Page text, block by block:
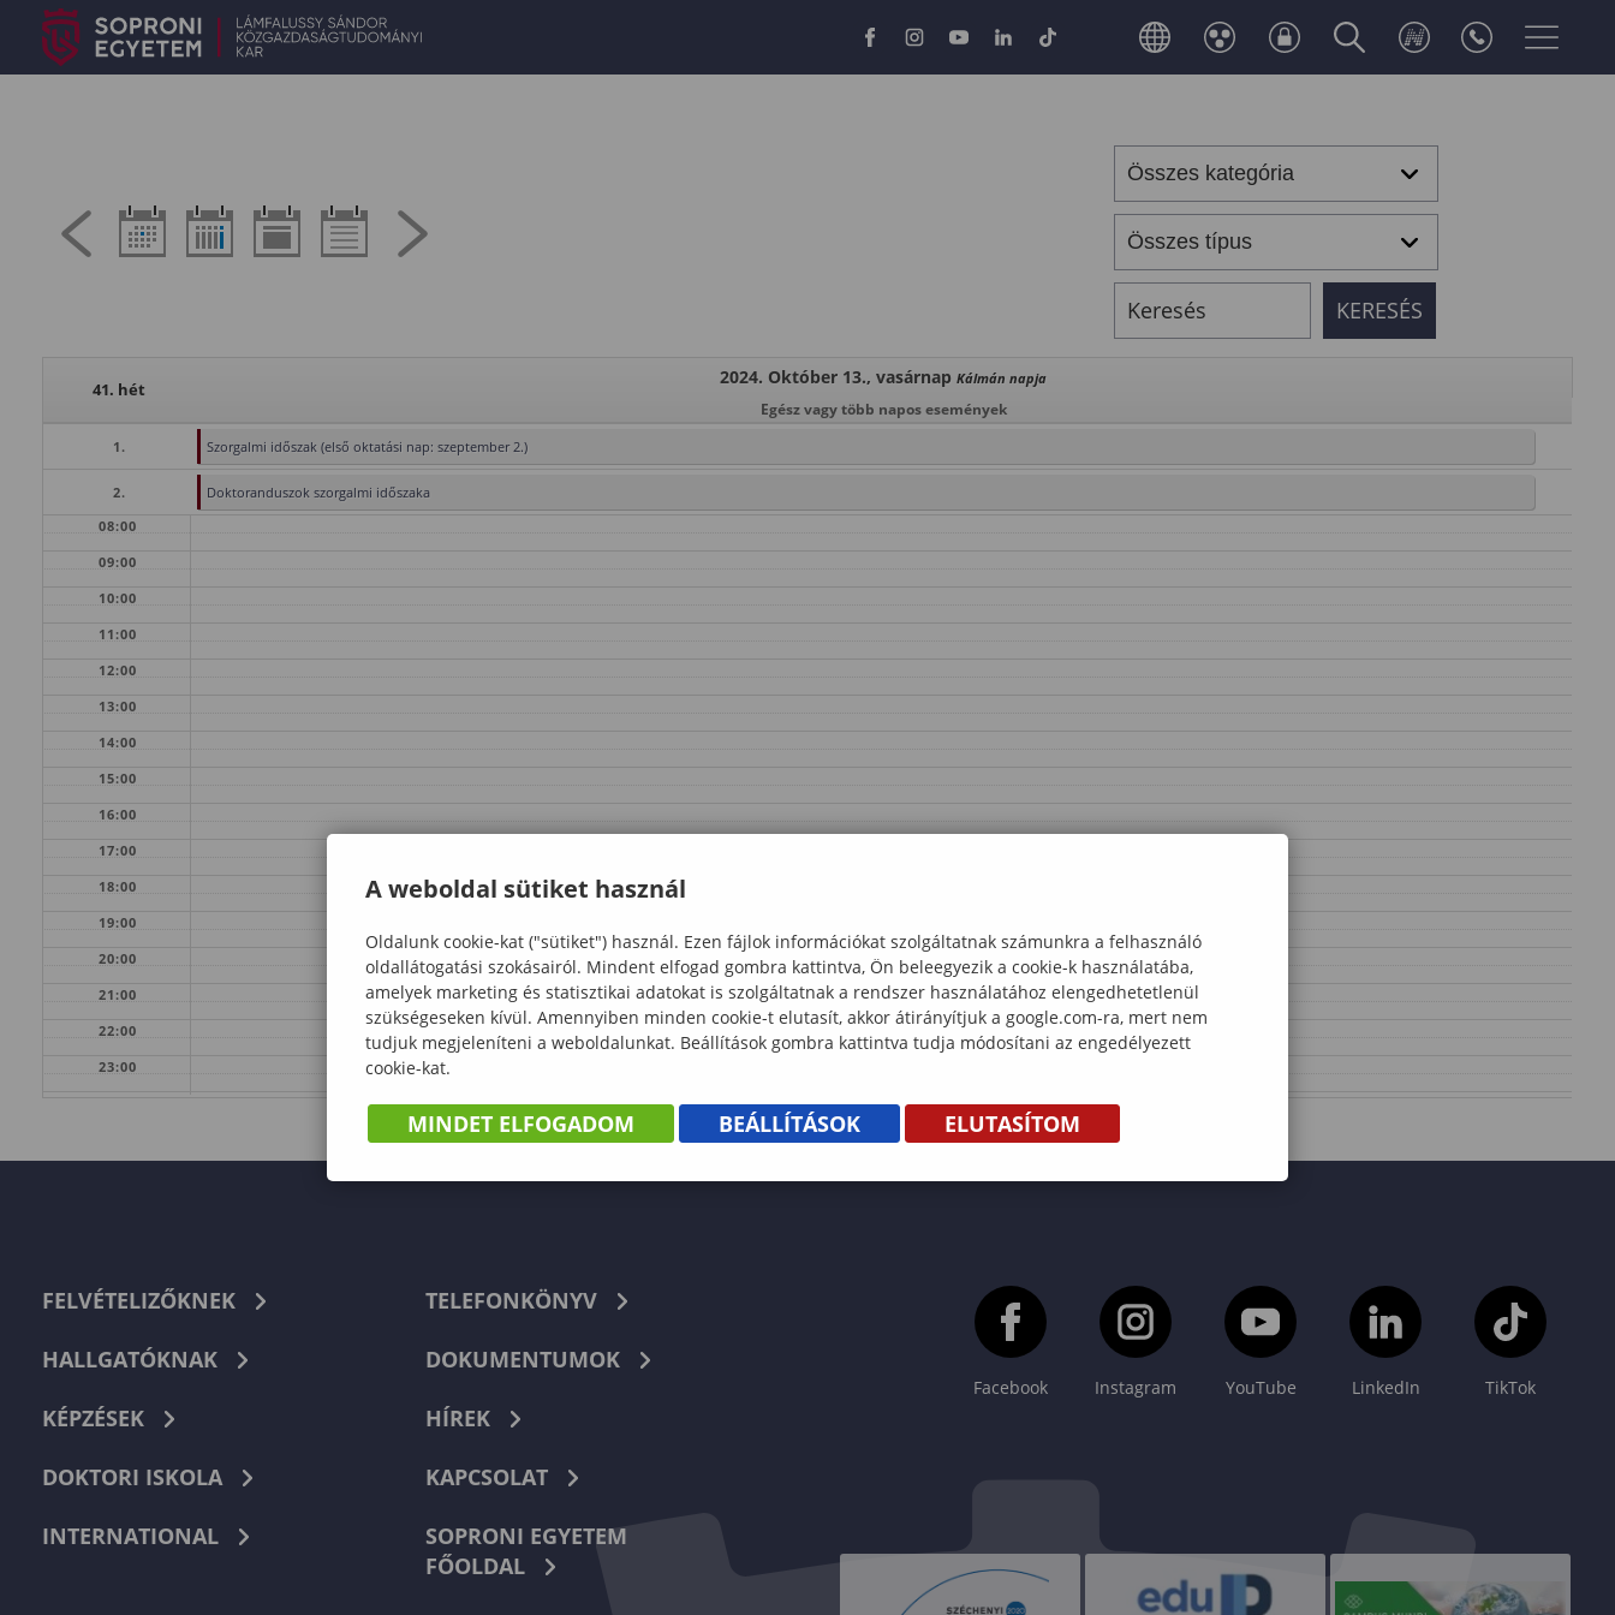
41. hét
2024. Október 13., vasárnap Kálmán napja
Egész vagy több napos események
1. Szorgalmi időszak (első oktatási nap: szeptember 2.)
2.
Doktoranduszok szorgalmi időszaka
08:00
09:00
10:00
11:00
12:00
13:00
14:00
15:00
16:00
17:00
18:00
19:00
20:00
21:00
22:00
23:00
FELVÉTELIZŐKNEK
HALLGATÓKNAK
KÉPZÉSEK
DOKTORI ISKOLA
INTERNATIONAL
TELEFONKÖNYV
DOKUMENTUMOK
HÍREK
KAPCSOLAT
SOPRONI EGYETEM
FŐOLDAL
Facebook Instagram YouTube LinkedIn TikTok
A weboldal sütiket használ
Oldalunk cookie-kat ("sütiket") használ. Ezen fájlok információkat szolgáltatnak számunkra a felhasználó
oldallátogatási szokásairól. Mindent elfogad gombra kattintva, Ön beleegyezik a cookie-k használatába,
amelyek marketing és statisztikai adatokat is szolgáltatnak a rendszer használatához elengedhetetlenül
szükségeseken kívül. Amennyiben minden cookie-t elutasít, akkor átirányítjuk a google.com-ra, mert nem
tudjuk megjeleníteni a weboldalunkat. Beállítások gombra kattintva tudja módosítani az engedélyezett
cookie-kat.
MINDET ELFOGADOM BEÁLLÍTÁSOK ELUTASÍTOM